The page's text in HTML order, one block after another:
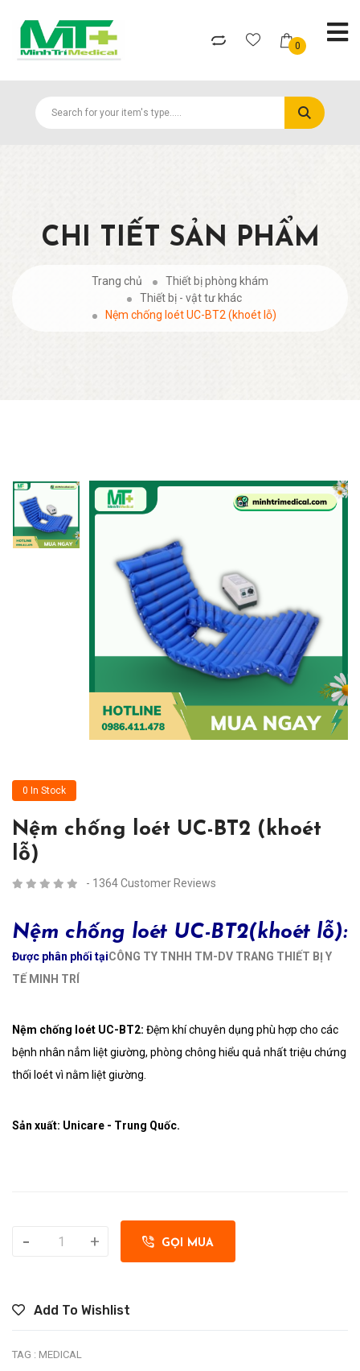
0
CHI TIẾT SẢN PHẨM
Trang chủ
Thiết bị phòng khám
Thiết bị - vật tư khác
Nệm chống loét UC-BT2 (khoét lỗ)
0 In Stock
Nệm chống loét UC-BT2 (khoét
lỗ)
- 1364 Customer Reviews
Nệm chống loét UC-BT2(khoét lỗ):
Được phân phối tạiCÔNG TY TNHH TM-DV TRANG THIẾT BỊ Y
TẾ MINH TRÍ
Nệm chống loét UC-BT2: Đệm khí chuyên dụng phù hợp cho các
bệnh nhân nẳm liệt giường, phòng chông hiểu quả nhất triệu chứng
thối loét vì nằm liệt giường.
Sản xuất: Unicare - Trung Quốc.
- + GỌI MUA
Add To Wishlist
TAG : MEDICAL